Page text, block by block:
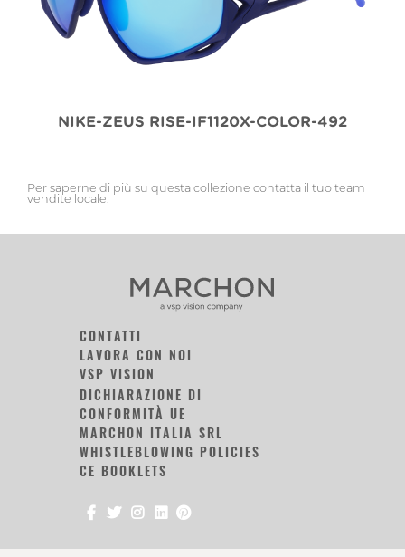
NIKE-ZEUS RISE-IF1120X-COLOR-492
Per saperne di più su questa collezione contatta il tuo team
vendite locale.
CONTATTI
LAVORA CON NOI
VSP VISION
DICHIARAZIONE DI
CONFORMITÀ UE
MARCHON ITALIA SRL
WHISTLEBLOWING POLICIES
CE BOOKLETS